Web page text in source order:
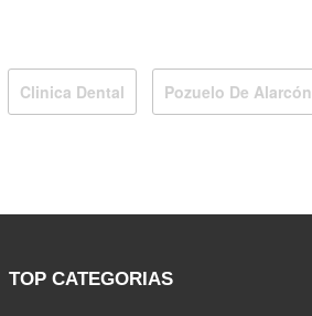
Clinica Dental Pozuelo De Alarcón
TOP CATEGORIAS